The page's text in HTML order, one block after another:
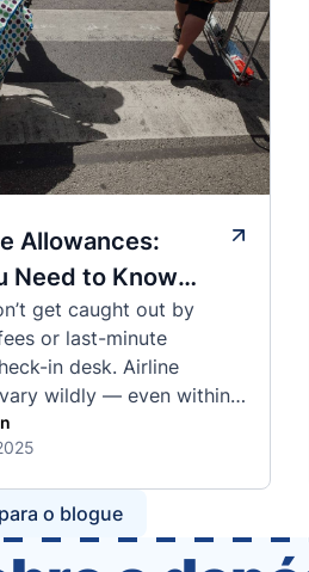
Allowances:
Need to Know
get caught out by
or last-minute
in desk. Airline
wildly — even within
alliance. That’s why
set of guides to help
international …
o blogue